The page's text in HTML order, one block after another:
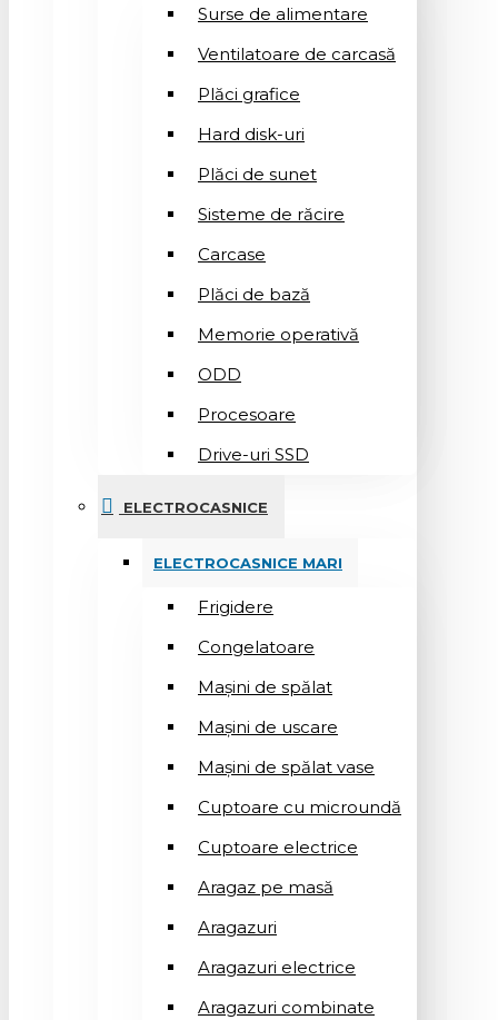
Surse de alimentare
Ventilatoare de carcasă
Plăci grafice
Hard disk-uri
Plăci de sunet
Sisteme de răcire
Carcase
Plăci de bază
Memorie operativă
ODD
Procesoare
Drive-uri SSD
ELECTROCASNICE
ELECTROCASNICE MARI
Frigidere
Congelatoare
Mașini de spălat
Mașini de uscare
Mașini de spălat vase
Cuptoare cu microundă
Cuptoare electrice
Aragaz pe masă
Aragazuri
Aragazuri electrice
Aragazuri combinate